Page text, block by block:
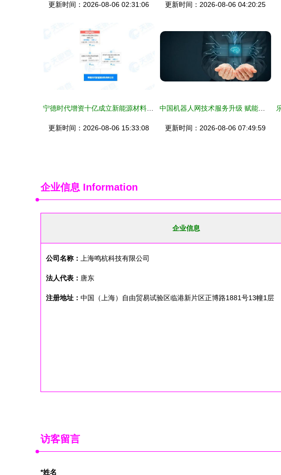
更新时间：2026-08-06 02:31:06 更新时间：2026-08-06 04:20:25
更新时间：2026-08-06 15:33:08 更新时间：2026-08-06 07:49:59
企业信息 Information
企业信息
公司名称： 上海鸣杭科技有限公司
法人代表： 唐东
注册地址： 中国（上海）自由贸易试验区临港新片区正博路1881号13幢1层
访客留言
*姓名